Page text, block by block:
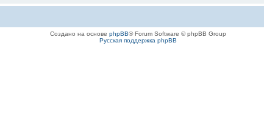
Создано на основе phpBB® Forum Software © phpBB Group
Русская поддержка phpBB